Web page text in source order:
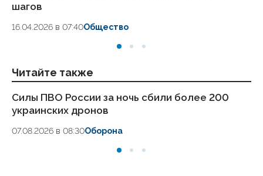
шагов
16.04.2026 в 07:40Общество
Читайте также
Силы ПВО России за ночь сбили более 200
украинских дронов
07.08.2026 в 08:30Оборона